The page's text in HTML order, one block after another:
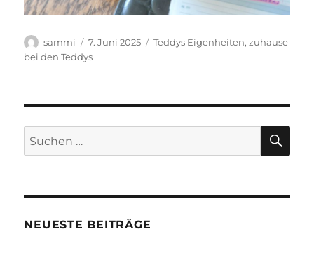
Autor
sammi
Veröffentlicht
am
7. Juni 2025 Kategorien
Teddys Eigenheiten,zuhause
bei den Teddys
Suchen
nach:
NEUESTE BEITRÄGE